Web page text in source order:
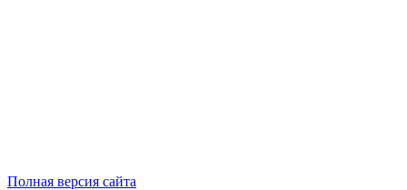
Полная версия сайта